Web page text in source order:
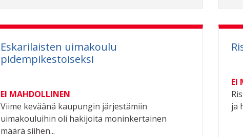
Eskarilaisten uimakoulu
pidempikestoiseksi
EI MAHDOLLINEN
Viime keväänä kaupungin järjestämiin
uimakouluihin oli hakijoita moninkertainen
määrä siihen...
EI
ja